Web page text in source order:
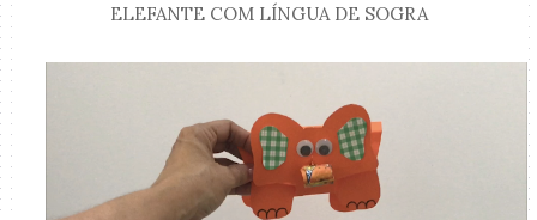
ELEFANTE COM LÍNGUA DE SOGRA